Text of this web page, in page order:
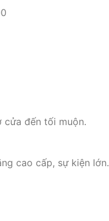
cửa đến tối muộn.
cao cấp, sự kiện lớn.